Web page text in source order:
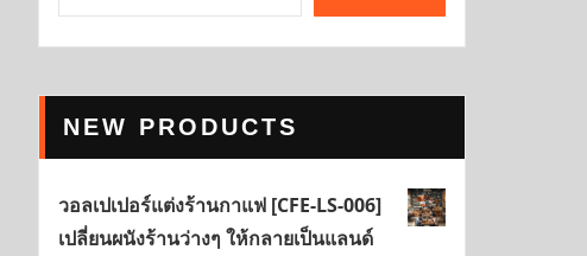
NEW PRODUCTS
วอลเปเปอร์แต่งร้านกาแฟ [CFE-LS-006]
เปลี่ยนผนังร้านว่างๆ ให้กลายเป็นแลนด์